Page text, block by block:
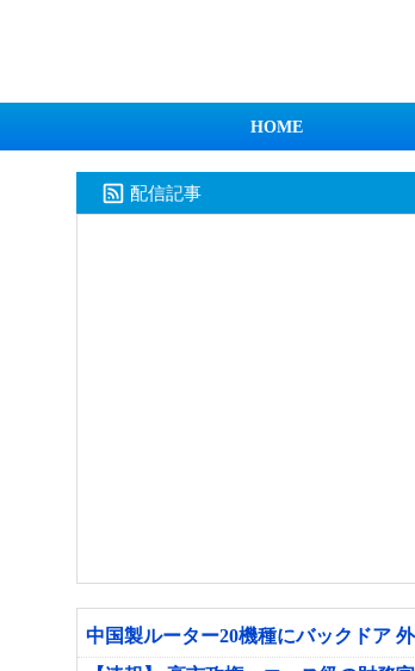
HOME
配信記事
中国製ルーター20機種にバックドア